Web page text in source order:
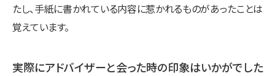
たし、手紙に書かれている内容に惹かれるものがあったことは
覚えています。
実際にアドバイザーと会った時の印象はいかがでした